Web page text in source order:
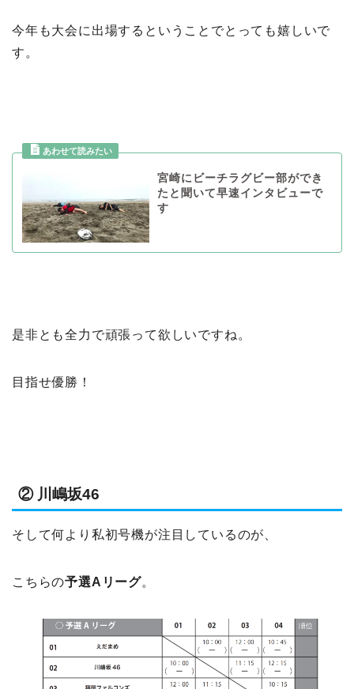
今年も大会に出場するということでとっても嬉しいで
す。
宮崎にビーチラグビー部ができ
たと聞いて早速インタビューで
す
是非とも全力で頑張って欲しいですね。
目指せ優勝！
② 川嶋坂46
そして何より私初号機が注目しているのが、
こちらの予選Aリーグ。